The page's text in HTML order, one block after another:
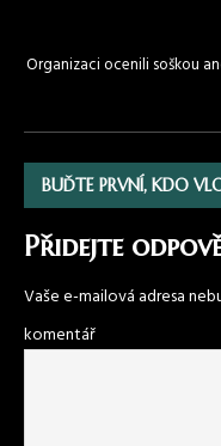
Organizaci ocenili soškou
BUĎTE PRVNÍ, KDO
Přidejte
Vaše e-mailová adresa
komentář